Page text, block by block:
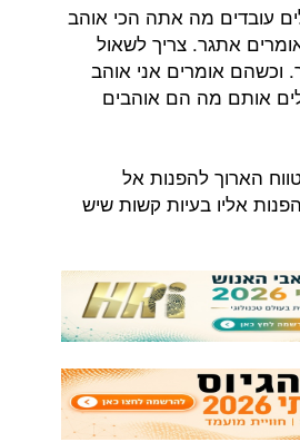
עובדים מה אתה הכי אוהב
אתגר. צריך לשאול
וכשהם אומרים אני אוהב
אותם מה הם אוהבים
הארוך להפנות אל
אליו בעיות קשות שיש